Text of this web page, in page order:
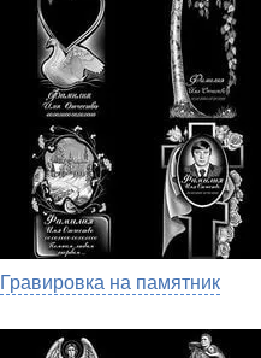
Гравировка на памятник